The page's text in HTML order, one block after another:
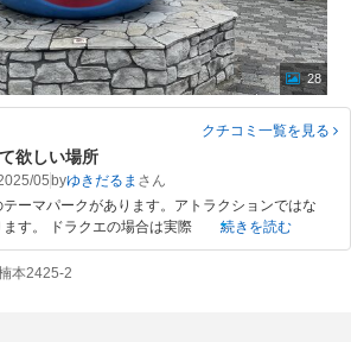
28
クチコミ一覧を見る
欲しい場所
05 byゆきだるま
ーマパークがあります。アトラクションではな
す。 ドラクエの場合は実際
続きを読む
本2425-2